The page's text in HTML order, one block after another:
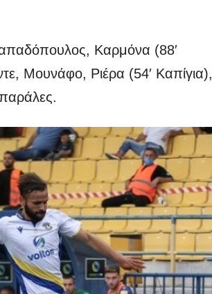
Καρμόνα (88′
Μουνάφο, Ριέρα (54′ Καπίγια),